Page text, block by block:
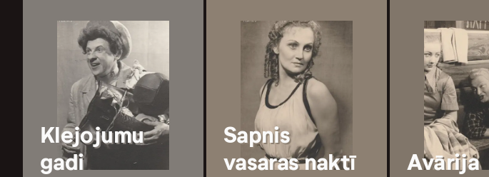
Klejojumu
gadi
Sapnis
vasaras naktī
Avārija